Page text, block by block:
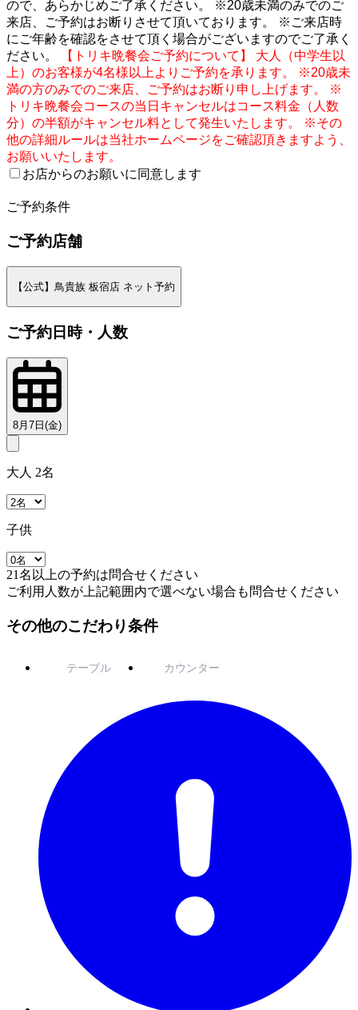
ので、あらかじめご了承ください。 ※20歳未満のみでのご
来店、ご予約はお断りさせて頂いております。 ※ご来店時
にご年齢を確認をさせて頂く場合がございますのでご了承く
ださい。
【トリキ晩餐会ご予約について】 大人（中学生以
上）のお客様が4名様以上よりご予約を承ります。 ※20歳未
満の方のみでのご来店、ご予約はお断り申し上げます。 ※
トリキ晩餐会コースの当日キャンセルはコース料金（人数
分）の半額がキャンセル料として発生いたします。 ※その
他の詳細ルールは当社ホームページをご確認頂きますよう、
お願いいたします。
お店からのお願いに同意します
ご予約条件
ご予約店舗
【公式】鳥貴族 板宿店 ネット予約
ご予約日時・人数
8月7日(金)
大人 2名
子供
21名以上の予約は問合せください
ご利用人数が上記範囲内で選べない場合も問合せください
その他のこだわり条件
テーブル カウンター